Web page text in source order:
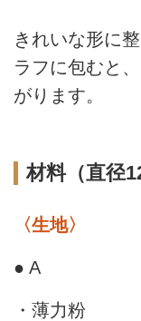
きれいな形に
ラフに包むと
がります。
材料（直径
〈生地〉
● A
・薄力粉